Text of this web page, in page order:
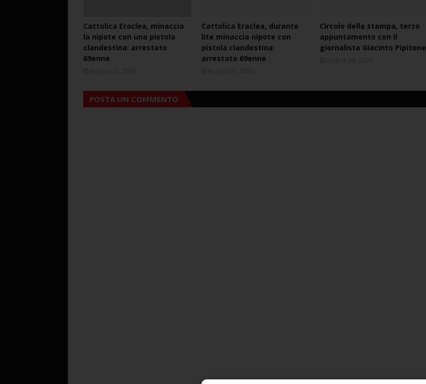
Cattolica Eraclea, minaccia
la nipote con una pistola
clandestina: arrestato
69enne
Cattolica Eraclea, durante
lite minaccia nipote con
pistola clandestina:
arrestato 69enne
Circolo della stampa, terzo
appuntamento con il
giornalista Giacinto Pipitone
POSTA UN COMMENTO